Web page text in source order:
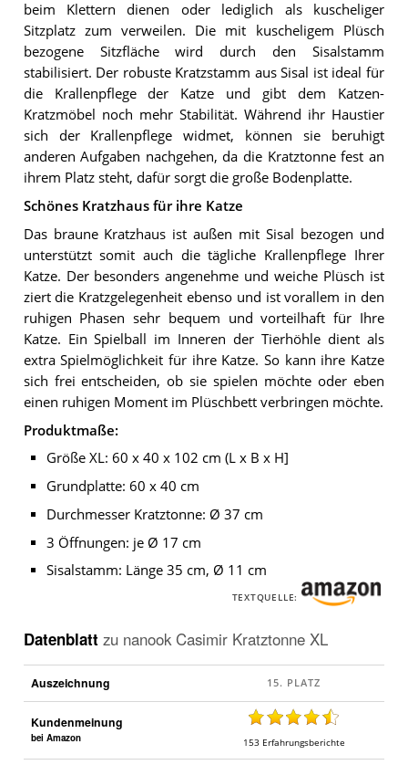
beim Klettern dienen oder lediglich als kuscheliger
Sitzplatz zum verweilen. Die mit kuscheligem Plüsch
bezogene Sitzfläche wird durch den Sisalstamm
stabilisiert. Der robuste Kratzstamm aus Sisal ist ideal für
die Krallenpflege der Katze und gibt dem Katzen-
Kratzmöbel noch mehr Stabilität. Während ihr Haustier
sich der Krallenpflege widmet, können sie beruhigt
anderen Aufgaben nachgehen, da die Kratztonne fest an
ihrem Platz steht, dafür sorgt die große Bodenplatte.
Schönes Kratzhaus für ihre Katze
Das braune Kratzhaus ist außen mit Sisal bezogen und
unterstützt somit auch die tägliche Krallenpflege Ihrer
Katze. Der besonders angenehme und weiche Plüsch ist
ziert die Kratzgelegenheit ebenso und ist vorallem in den
ruhigen Phasen sehr bequem und vorteilhaft für Ihre
Katze. Ein Spielball im Inneren der Tierhöhle dient als
extra Spielmöglichkeit für ihre Katze. So kann ihre Katze
sich frei entscheiden, ob sie spielen möchte oder eben
einen ruhigen Moment im Plüschbett verbringen möchte.
Produktmaße:
Größe XL: 60 x 40 x 102 cm (L x B x H]
Grundplatte: 60 x 40 cm
Durchmesser Kratztonne: Ø 37 cm
3 Öffnungen: je Ø 17 cm
Sisalstamm: Länge 35 cm, Ø 11 cm
TEXTQUELLE:
Datenblatt zu nanook Casimir Kratztonne XL
Auszeichnung
Kundenmeinung
bei Amazon 153 Erfahrungsberichte